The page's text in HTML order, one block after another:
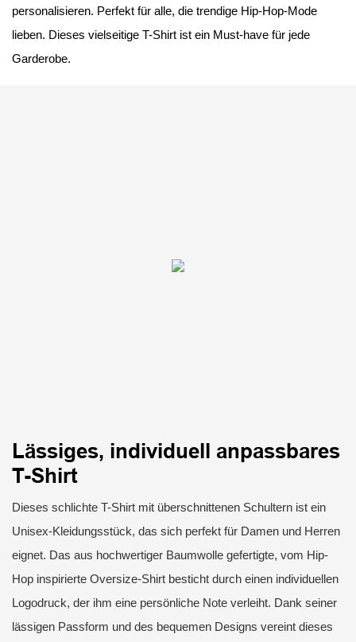
personalisieren. Perfekt für alle, die trendige Hip-Hop-Mode
lieben. Dieses vielseitige T-Shirt ist ein Must-have für jede
Garderobe.
Lässiges, individuell anpassbares
T-Shirt
Dieses schlichte T-Shirt mit überschnittenen Schultern ist ein
Unisex-Kleidungsstück, das sich perfekt für Damen und Herren
eignet. Das aus hochwertiger Baumwolle gefertigte, vom Hip-
Hop inspirierte Oversize-Shirt besticht durch einen individuellen
Logodruck, der ihm eine persönliche Note verleiht. Dank seiner
lässigen Passform und des bequemen Designs vereint dieses